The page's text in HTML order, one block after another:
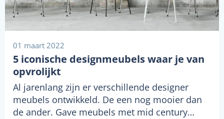
01 maart 2022
5 iconische designmeubels waar je van
opvrolijkt
Al jarenlang zijn er verschillende designer
meubels ontwikkeld. De een nog mooier dan
de ander. Gave meubels met mid century…